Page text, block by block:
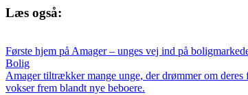
Læs også:
Første hjem på Amager – unges vej ind på
Bolig
Amager tiltrækker mange unge, der drømmer om
vokser frem blandt nye beboere.